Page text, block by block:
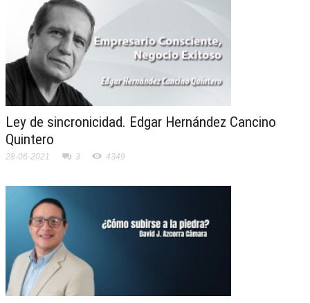
Ley de sincronicidad. Edgar Hernández Cancino
Quintero
28-06-2021 3 4349